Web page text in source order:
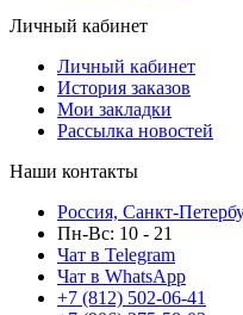
Личный кабинет
Личный кабинет
История заказов
Мои закладки
Рассылка новостей
Наши контакты
Россия, Санкт-
Пн-Вс: 10 - 21
Чат в Telegram
Чат в WhatsApp
+7 (812) 502-06-41